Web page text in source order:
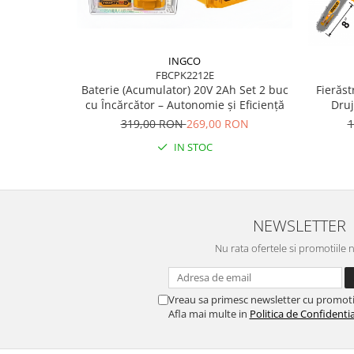
INGCO
FBCPK2212E
Baterie (Acumulator) 20V 2Ah Set 2 buc
cu Încărcător – Autonomie și Eficiență
319,00 RON269,00 RON
IN STOC
NEWSLETTER
Nu rata ofertele si promotiile
Vreau sa primesc newsletter cu
Afla mai multe in Politica de